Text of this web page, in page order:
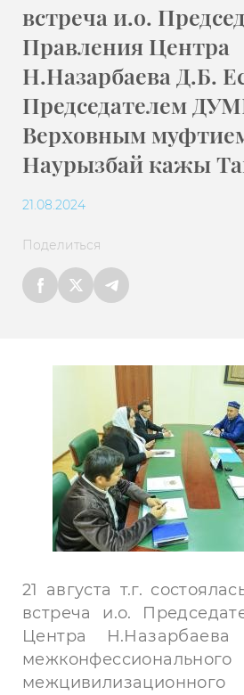
встреча и.о.
Правления Центра
Н.Назарбаева Д.Б.
Председателем
Верховным
Наурызбай кажы
21.08.2024
Поделиться
21 августа т.г.
встреча и.о.
Центра